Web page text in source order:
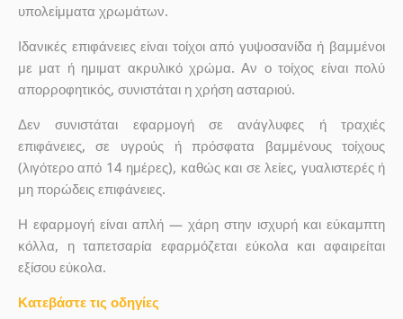
υπολείμματα χρωμάτων.
Ιδανικές επιφάνειες είναι τοίχοι από γυψοσανίδα ή βαμμένοι
με ματ ή ημιματ ακρυλικό χρώμα. Αν ο τοίχος είναι πολύ
απορροφητικός, συνιστάται η χρήση ασταριού.
Δεν συνιστάται εφαρμογή σε ανάγλυφες ή τραχιές
επιφάνειες, σε υγρούς ή πρόσφατα βαμμένους τοίχους
(λιγότερο από 14 ημέρες), καθώς και σε λείες, γυαλιστερές ή
μη πορώδεις επιφάνειες.
Η εφαρμογή είναι απλή — χάρη στην ισχυρή και εύκαμπτη
κόλλα, η ταπετσαρία εφαρμόζεται εύκολα και αφαιρείται
εξίσου εύκολα.
Κατεβάστε τις οδηγίες